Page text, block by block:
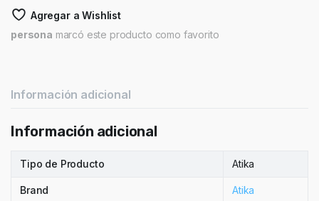
Agregar a Wishlist
persona marcó este producto como favorito
Información adicional
Información adicional
Tipo de Producto Atika
Brand Atika